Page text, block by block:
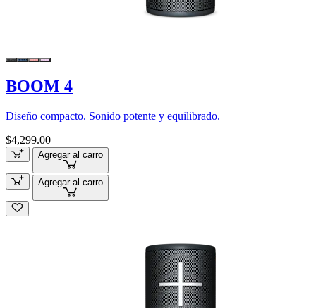
BOOM 4
Diseño compacto. Sonido potente y equilibrado.
$4,299.00
Agregar al carro
Agregar al carro